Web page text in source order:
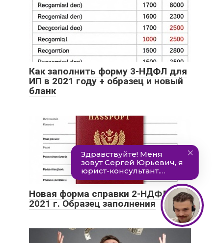
Как заполнить форму 3-НДФЛ для
ИП в 2021 году + образец и новый
бланк
Новая форма справки 2-НДФЛ в
2021 г. Образец заполнения